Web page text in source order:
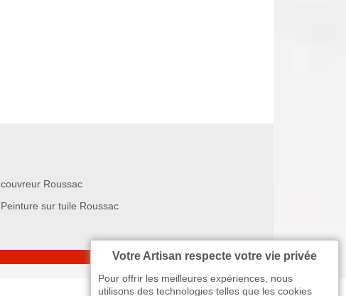
couvreur Roussac
Peinture sur tuile Roussac
Votre Artisan respecte votre vie privée
Pour offrir les meilleures expériences, nous
utilisons des technologies telles que les cookies